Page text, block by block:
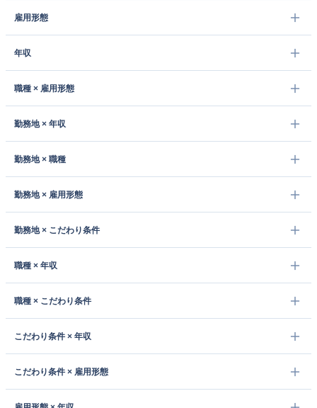
雇用形態
年収
職種 × 雇用形態
勤務地 × 年収
勤務地 × 職種
勤務地 × 雇用形態
勤務地 × こだわり条件
職種 × 年収
職種 × こだわり条件
こだわり条件 × 年収
こだわり条件 × 雇用形態